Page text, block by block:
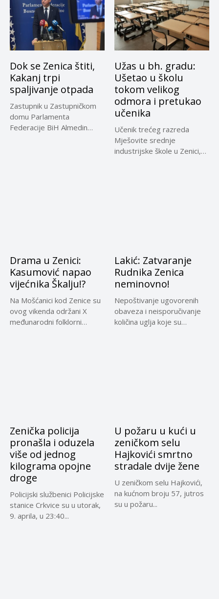
Dok se Zenica štiti,
Kakanj trpi
spaljivanje otpada
Zastupnik u Zastupničkom
domu Parlamenta
Federacije BiH Almedin
Užas u bh. gradu:
Ušetao u školu
tokom velikog
odmora i pretukao
učenika
Učenik trećeg razreda
Mješovite srednje
industrijske škole u Zenici,
Drama u Zenici:
Kasumović napao
vijećnika Škalju!?
Na Mošćanici kod Zenice su
ovog vikenda održani X
međunarodni folklorni
Lakić: Zatvaranje
Rudnika Zenica
neminovno!
Nepoštivanje ugovorenih
obaveza i neisporučivanje
količina uglja koje su
Zenička policija
pronašla i oduzela
više od jednog
kilograma opojne
droge
Policijski službenici Policijske
stanice Crkvice su u utorak,
9. aprila, u 23:40...
U požaru u kući u
zeničkom selu
Hajkovići smrtno
stradale dvije žene
U zeničkom selu Hajkovići,
na kućnom broju 57, jutros
su u požaru...